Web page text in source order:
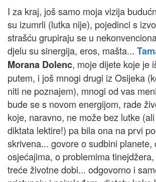
I za kraj, još samo moja vizija
su izumrli (lutka nije), pojedinci s
strašću grupiraju se u
djelu su sinergija, eros, mašta...
Morana Dolenc, moje dijete koje je
putem, i još mnogi drugi iz Osijeka
niti ne poznajem), mnogi od vas
bude se s novom energijom, rade
koje, naravno, ne može bez lutke
diktata lektire!) pa bila ona na prvi
skrivena... govore o sudbini planete,
osjećajima, o problemima
treće životne dobi... odgovorno i